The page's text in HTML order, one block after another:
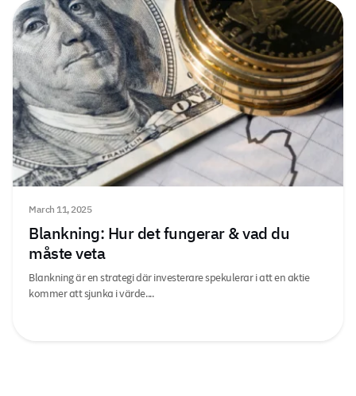
March 11, 2025
Blankning: Hur det fungerar & vad du
måste veta
Blankning är en strategi där investerare spekulerar i att en aktie
kommer att sjunka i värde....